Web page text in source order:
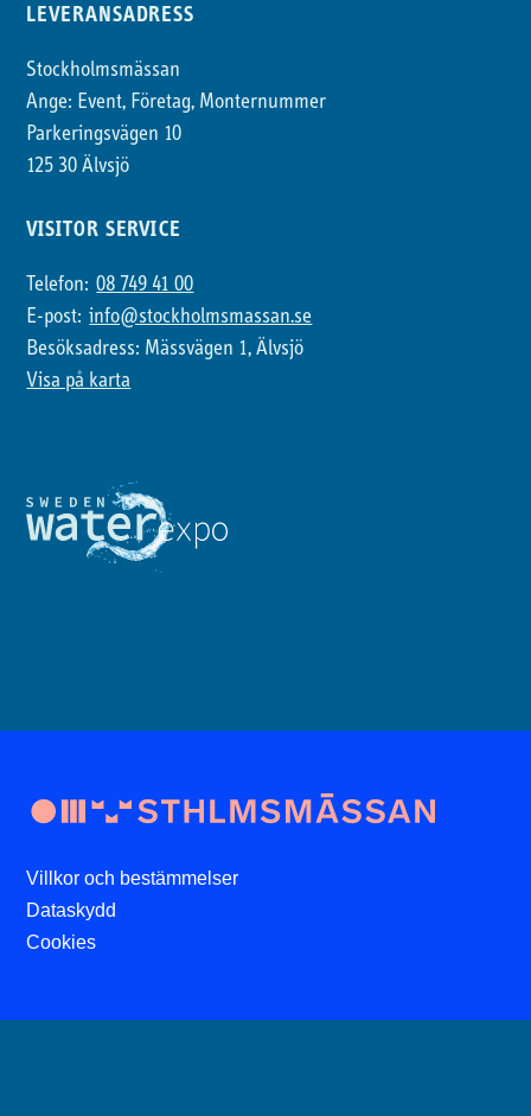
LEVERANSADRESS
Stockholmsmässan
Ange: Event, Företag, Monternummer
Parkeringsvägen 10
125 30 Älvsjö
VISITOR SERVICE
Telefon:08 749 41 00
E-post:info@stockholmsmassan.se
Besöksadress: Mässvägen 1, Älvsjö
Visa på karta
Villkor och bestämmelser
Dataskydd
Cookies